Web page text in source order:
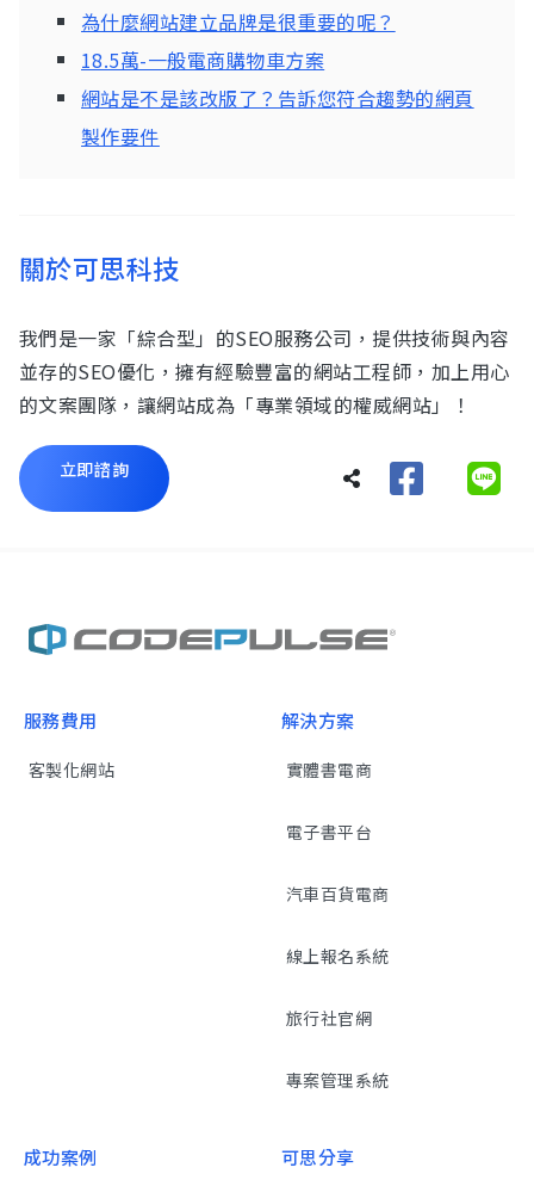
為什麼網站建立品牌是很重要的呢？
18.5萬-一般電商購物車方案
網站是不是該改版了？告訴您符合趨勢的網頁
製作要件
關於可思科技
我們是一家「綜合型」的SEO服務公司，提供技術與內容
並存的SEO優化，擁有經驗豐富的網站工程師，加上用心
的文案團隊，讓網站成為「專業領域的權威網站」！
立即諮詢
服務費用
客製化網站
解決方案
實體書電商
電子書平台
汽車百貨電商
線上報名系統
旅行社官網
專案管理系統
成功案例 可思分享